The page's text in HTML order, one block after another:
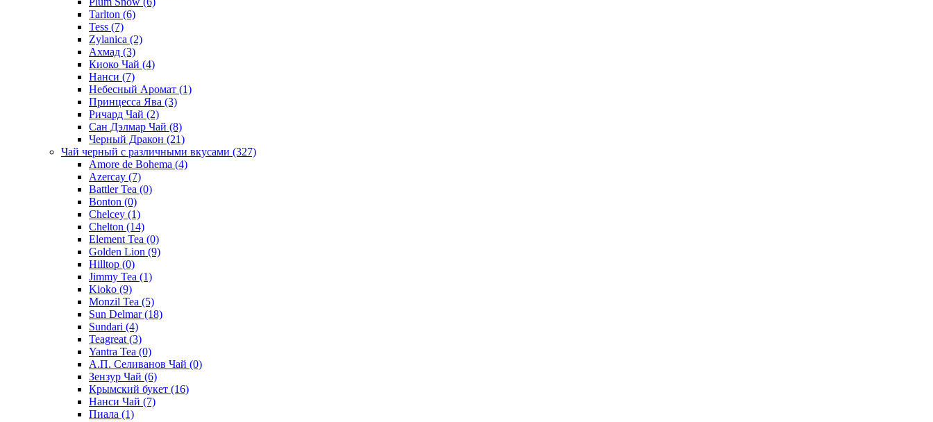
Tarlton (6)
Tess (7)
Zylanica (2)
Ахмад (3)
Киоко Чай (4)
Нанси (7)
Небесный Аромат (1)
Принцесса Ява (3)
Ричард Чай (2)
Сан Дэлмар Чай (8)
Черный Дракон (21)
Чай черный с различными вкусами (327)
Amore de Bohema (4)
Azercay (7)
Battler Tea (0)
Bonton (0)
Chelcey (1)
Chelton (14)
Element Tea (0)
Golden Lion (9)
Hilltop (0)
Jimmy Tea (1)
Kioko (9)
Monzil Tea (5)
Sun Delmar(18)
Sundari (4)
Teagreat (3)
Yantra Tea (0)
А.П. Селиванов Чай (0)
Зензур Чай (6)
Крымский букет (16)
Нанси Чай (7)
Пиала (1)